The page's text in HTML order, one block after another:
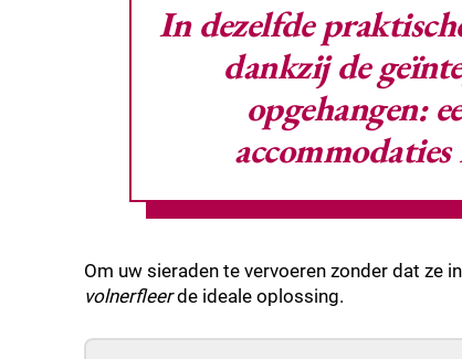
In dezelfde
dankzij de
opgehangen:
Om uw sieraden te vervoeren zonder dat ze
volnerfleerde ideale oplossing.